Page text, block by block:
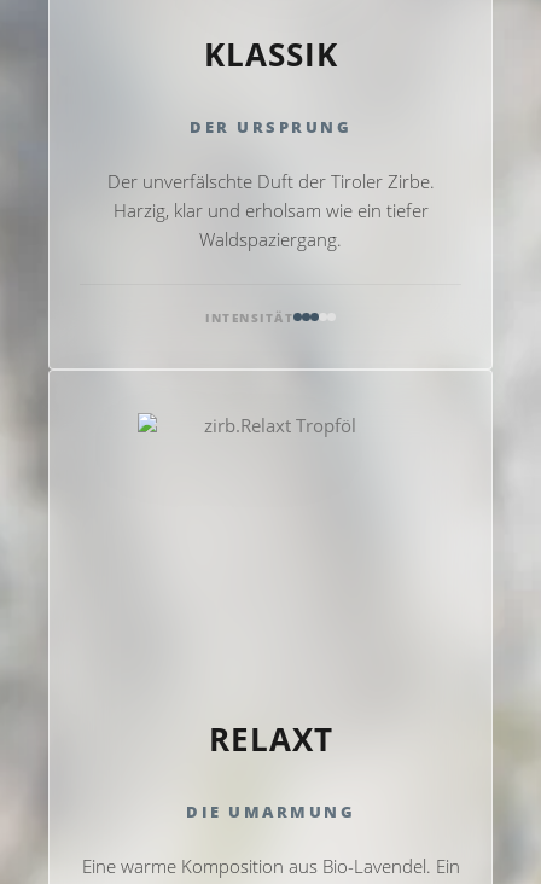
KLASSIK
DER URSPRUNG
Der unverfälschte Duft der Tiroler Zirbe.
Harzig, klar und erholsam wie ein tiefer
Waldspaziergang.
INTENSITÄT
RELAXT
DIE UMARMUNG
Eine warme Komposition aus Bio-Lavendel. Ein